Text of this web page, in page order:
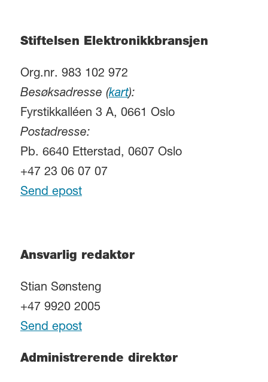
Stiftelsen Elektronikkbransjen
Org.nr. 983 102 972
Besøksadresse (kart):
Fyrstikkalléen 3 A, 0661 Oslo
Postadresse:
Pb. 6640 Etterstad, 0607 Oslo
+47 23 06 07 07
Send epost
Ansvarlig redaktør
Stian Sønsteng
+47 9920 2005
Send epost
Administrerende direktør